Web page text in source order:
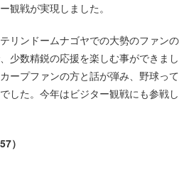
観戦が実現しました。
リンドームナゴヤでの大勢のファンの
少数精鋭の応援を楽しむ事ができまし
ープファンの方と話が弾み、野球って
した。今年はビジター観戦にも参戦し
）